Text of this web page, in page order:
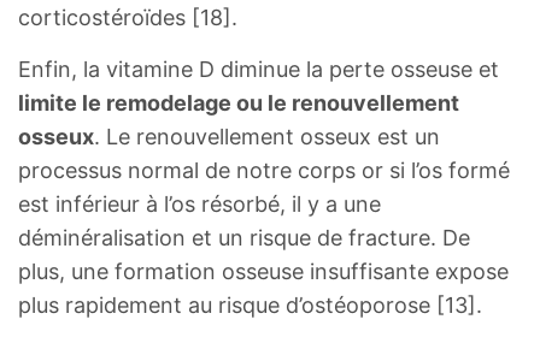
corticostéroïdes [18].
Enfin, la vitamine D diminue la perte osseuse et
limite le remodelage ou le renouvellement
osseux. Le renouvellement osseux est un
processus normal de notre corps or si l’os formé
est inférieur à l’os résorbé, il y a une
déminéralisation et un risque de fracture. De
plus, une formation osseuse insuffisante expose
plus rapidement au risque d’ostéoporose [13].